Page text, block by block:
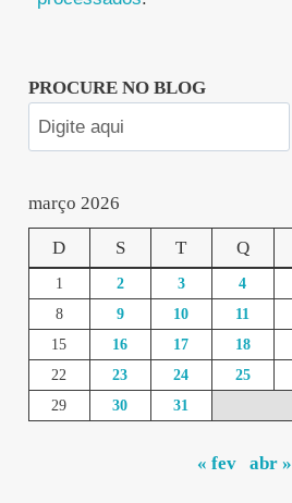
PROCURE NO BLOG
março 2026
D S T Q
1 2 3 4
8
9 10 11
15
16 17 18
22
23 24 25
29
30 31
« fev abr »